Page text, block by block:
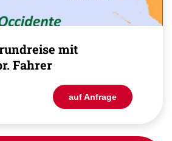
mit
Fahrer
auf Anfrage